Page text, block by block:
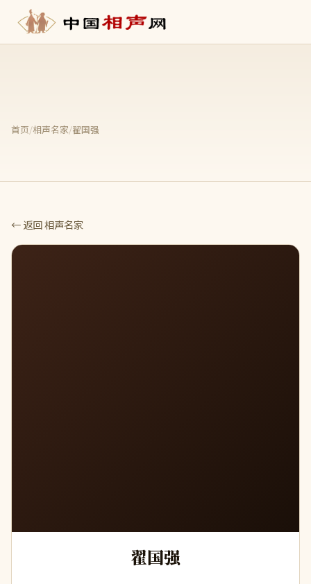
首页/相声名家/翟国强
← 返回 相声名家
翟国强